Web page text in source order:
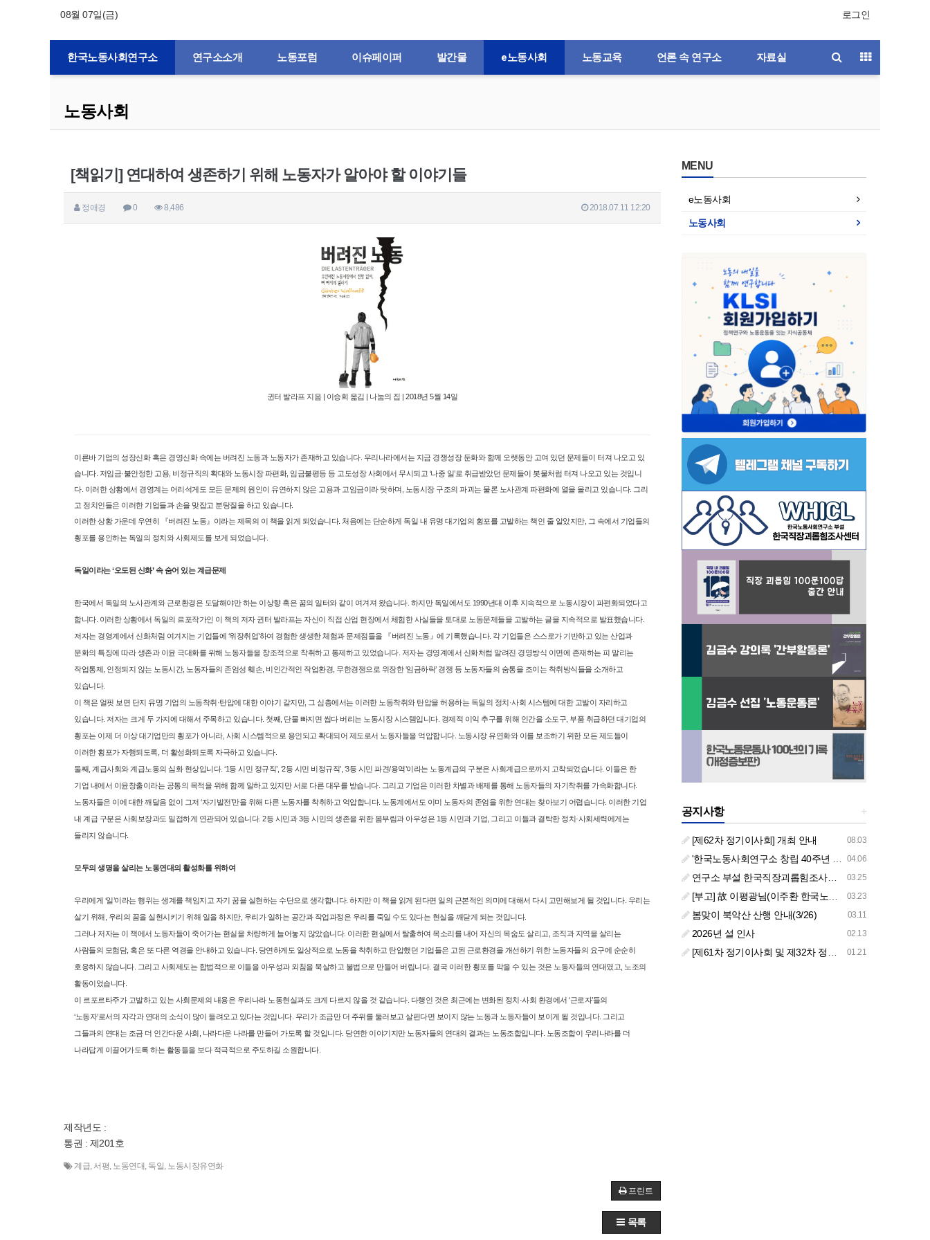
08월 07일(금) 로그인
한국노동사회연구소 연구소소개 노동포럼 이슈페이퍼 발간물 e노동사회 노동교육 언론 속 연구소 자료실
노동사회
[책읽기] 연대하여 생존하기 위해 노동자가 알아야 할 이야기들
정애경 0 8,486 2018.07.11 12:20
귄터 발라프 지음 | 이승희 옮김 | 나눔의 집 | 2018년 5월 14일
이른바 기업의 성장신화 혹은 경영신화 속에는 버려진 노동과 노동자가 존재하고 있습니다. 우리나라에서는 지금 경쟁성장 둔화와 함께 오랫동안 고여 있던 문제들이 터져 나오고 있
습니다. 저임금·불안정한 고용, 비정규직의 확대와 노동시장 파편화, 임금불평등 등 고도성장 사회에서 무시되고 ‘나중 일’로 취급받았던 문제들이 봇물처럼 터져 나오고 있는 것입니
다. 이러한 상황에서 경영계는 어리석게도 모든 문제의 원인이 유연하지 않은 고용과 고임금이라 탓하며, 노동시장 구조의 파괴는 물론 노사관계 파편화에 열을 올리고 있습니다. 그리
고 정치인들은 이러한 기업들과 손을 맞잡고 분탕질을 하고 있습니다.
이러한 상황 가운데 우연히 『버려진 노동』이라는 제목의 이 책을 읽게 되었습니다. 처음에는 단순하게 독일 내 유명 대기업의 횡포를 고발하는 책인 줄 알았지만, 그 속에서 기업들의
횡포를 용인하는 독일의 정치와 사회제도를 보게 되었습니다.
독일이라는 ‘오도된 신화’ 속 숨어 있는 계급문제
한국에서 독일의 노사관계와 근로환경은 도달해야만 하는 이상향 혹은 꿈의 일터와 같이 여겨져 왔습니다. 하지만 독일에서도 1990년대 이후 지속적으로 노동시장이 파편화되었다고
합니다. 이러한 상황에서 독일의 르포작가인 이 책의 저자 귄터 발라프는 자신이 직접 산업 현장에서 체험한 사실들을 토대로 노동문제들을 고발하는 글을 지속적으로 발표했습니다.
저자는 경영계에서 신화처럼 여겨지는 기업들에 ‘위장취업’하여 경험한 생생한 체험과 문제점들을 『버려진 노동』에 기록했습니다. 각 기업들은 스스로가 기반하고 있는 산업과
문화의 특징에 따라 생존과 이윤 극대화를 위해 노동자들을 창조적으로 착취하고 통제하고 있었습니다. 저자는 경영계에서 신화처럼 알려진 경영방식 이면에 존재하는 피 말리는
작업통제, 인정되지 않는 노동시간, 노동자들의 존엄성 훼손, 비인간적인 작업환경, 무한경쟁으로 위장한 ‘임금하락’ 경쟁 등 노동자들의 숨통을 조이는 착취방식들을 소개하고
있습니다.
이 책은 얼핏 보면 단지 유명 기업의 노동착취·탄압에 대한 이야기 같지만, 그 심층에서는 이러한 노동착취와 탄압을 허용하는 독일의 정치·사회 시스템에 대한 고발이 자리하고
있습니다. 저자는 크게 두 가지에 대해서 주목하고 있습니다. 첫째, 단물 빠지면 씹다 버리는 노동시장 시스템입니다. 경제적 이익 추구를 위해 인간을 소도구, 부품 취급하던 대기업의
횡포는 이제 더 이상 대기업만의 횡포가 아니라, 사회 시스템적으로 용인되고 확대되어 제도로서 노동자들을 억압합니다. 노동시장 유연화와 이를 보조하기 위한 모든 제도들이
이러한 횡포가 자행되도록, 더 활성화되도록 자극하고 있습니다.
둘째, 계급사회와 계급노동의 심화 현상입니다. ‘1등 시민 정규직’, ‘2등 시민 비정규직’, ‘3등 시민 파견/용역’이라는 노동계급의 구분은 사회계급으 로까지 고착되었습니다. 이들은 한
기업 내에서 이윤창출이라는 공통의 목적을 위해 함께 일하고 있지만 서로 다른 대우를 받습니다. 그리고 기업은 이러한 차별과 배제를 통해 노동자들의 자기착취를 가속화합니다.
노동자들은 이에 대한 깨달음 없이 그저 ‘자기발전’만을 위해 다른 노동자를 착취하고 억압합니다. 노동계에서도 이미 노동자의 존엄을 위한 연대는 찾아보기 어렵습니다. 이러한 기업
내 계급 구분은 사회보장과도 밀접하게 연관되어 있습니다. 2등 시민과 3등 시민의 생존을 위한 몸부림과 아우성은 1등 시민과 기업, 그리고 이들과 결탁한 정치·사회세력에게는
들리지 않습니다.
모두의 생명을 살리는 노동연대의 활성화를 위하여
우리에게 ‘일’이라는 행위는 생계를 책임지고 자기 꿈을 실현하는 수단으로 생각합니다. 하지만 이 책을 읽게 된다면 일의 근본적인 의미에 대해서 다시 고민해보게 될 것입니다. 우리는
살기 위해, 우리의 꿈을 실현시키기 위해 일을 하지만, 우리가 일하는 공간과 작업과정은 우리를 죽일 수도 있다는 현실을 깨닫게 되는 것입니다.
그러나 저자는 이 책에서 노동자들이 죽어가는 현실을 처량하게 늘어놓지 않았습니다. 이러한 현실에서 탈출하여 목소리를 내어 자신의 목숨도 살리고, 조직과 지역을 살리는
사람들의 모험담, 혹은 또 다른 역경을 안내하고 있습니다. 당연하게도 일상적으로 노동을 착취하고 탄압했던 기업들은 고된 근로환경을 개선하기 위한 노동자들의 요구에 순순히
호응하지 않습니다. 그리고 사회제도는 합법적으로 이들을 아우성과 외침을 묵살하고 불법으로 만들어 버립니다. 결국 이러한 횡포를 막을 수 있는 것은 노동자들의 연대였고, 노조의
활동이었습니다.
이 르포르타주가 고발하고 있는 사회문제의 내용은 우리나라 노동현실과도 크게 다르지 않을 것 같습니다. 다행인 것은 최근에는 변화된 정치·사회 환경에서 ‘근로자’들의
‘노동자’로서의 자각과 연대의 소식이 많이 들려오고 있다는 것입니다. 우리가 조금만 더 주위를 둘러보고 살핀다면 보이지 않는 노동과 노동자들이 보이게 될 것입니다. 그리고
그들과의 연대는 조금 더 인간다운 사회, 나라다운 나라를 만들어 가도록 할 것입니다. 당연한 이야기지만 노동자들의 연대의 결과는 노동조합입니다. 노동조합이 우리나라를 더
나라답게 이끌어가도록 하는 활동들을 보다 적극적으로 주도하길 소원합니다.
제작년도 :
통권 : 제201호
계급 서평 노동연대 독일 노동시장유연화
프린트
목록
MENU
e노동사회
노동사회
+
공지사항
08.03
[제62차 정기이사회] 개최 안내
04.06
'한국노동사회연구소 창립 40주년 기념 행사 안내'
03.25
연구소 부설 한국직장괴롭힘조사센터 '2026년도 주요 사업 안내' (교육/컨설팅)
03.23
[부고] 故 이평광님(이주환 한국노동사회연구소 부소장 부친상)
03.11
봄맞이 북악산 산행 안내(3/26)
02.13
2026년 설 인사
01.21
[제61차 정기이사회 및 제32차 정기총회 합동회의] 개최 안내